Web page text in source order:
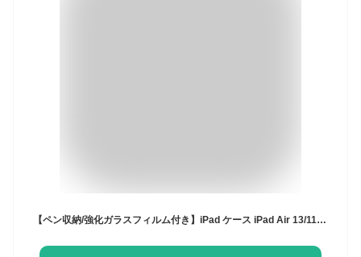
【ペン収納/強化ガラスフィルム付き】iPad ケース iPad Air 13/11インチ(M4/M3/M2) 第11世代 A16 第10世代 ケース 第9世代 第8世代 第7世代 iPad Air 第5/4世代 Pro 11インチ(第5/4/3/2世代) mini 7 A17 Pro mini6 カバー くすみ 半透明